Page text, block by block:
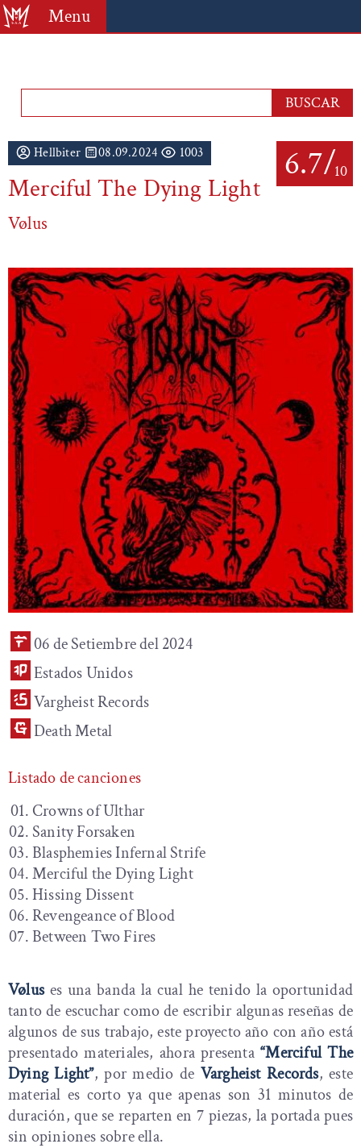
Menu
6.7/10
Hellbiter 08.09.2024 1003
Merciful The Dying Light
Vølus
06 de Setiembre del 2024
Estados Unidos
Vargheist Records
Death Metal
Listado de canciones
Crowns of Ulthar
Sanity Forsaken
Blasphemies Infernal Strife
Merciful the Dying Light
Hissing Dissent
Revengeance of Blood
Between Two Fires
Vøluses una banda la cual he tenido la oportunidad
tanto de escuchar como de escribir algunas reseñas de
algunos de sus trabajo, este proyecto año con año está
presentado materiales, ahora presenta“Merciful The
Dying Light”, por medio de Vargheist Records, este
material es corto ya que apenas son 31 minutos de
duración, que se reparten en 7 piezas, la portada pues
sin opiniones sobre ella.